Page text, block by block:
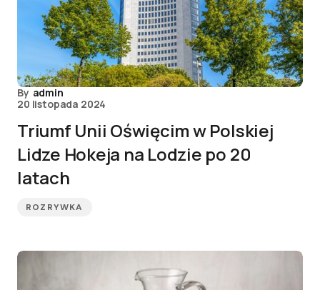
By admin
20 listopada 2024
Triumf Unii Oświęcim w Polskiej
Lidze Hokeja na Lodzie po 20
latach
ROZRYWKA